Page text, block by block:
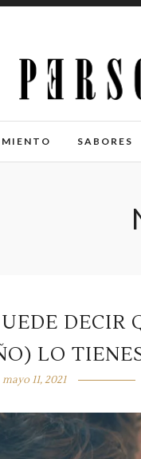
SABORES
DECIR
LO
mayo 11, 2021